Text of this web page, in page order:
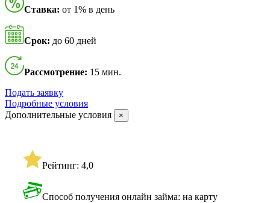
Ставка: от 1% в день
Срок: до 60 дней
Рассмотрение: 15 мин.
Подать заявку
Подробные условия
Дополнительные условия
×
Рейтинг: 4,0
Способ получения онлайн займа: на карту